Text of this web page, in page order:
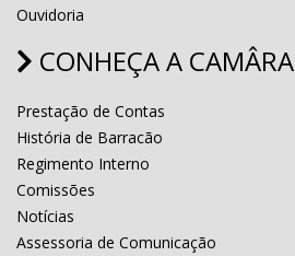
Ouvidoria
CONHEÇA A CAMÂRA
Prestação de Contas
História de Barracão
Regimento Interno
Comissões
Notícias
Assessoria de Comunicação